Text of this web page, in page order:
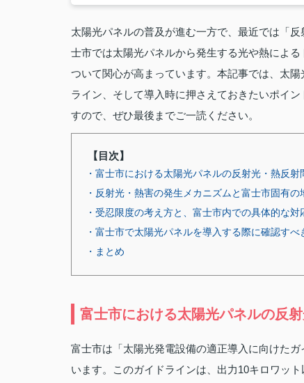
太陽光パネルの普及が進む一方で、最近では「
士市では太陽光パネルから発生する光や熱によ
ついて関心が高まっています。本記事では、太
ライン、そして導入時に押さえておきたいポイ
すので、ぜひ最後までご一読ください。
【目次】
・富士市における太陽光パネルの反射光・熱反射
・反射光・熱害の発生メカニズムと富士市固有の
・受忍限度の考え方と、富士市内での具体的な対
・富士市で太陽光パネルを導入する際に確認すべ
・まとめ
富士市における太陽光パネルの反
富士市は「太陽光発電設備の適正導入に向けた
います。このガイドラインは、出力10キロワッ